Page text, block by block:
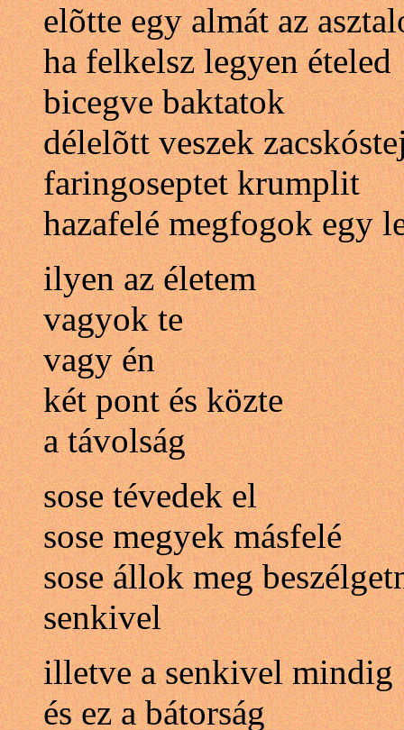
elõtte egy almát az
ha felkelsz legyen ételed
bicegve baktatok
délelõtt veszek
faringoseptet krumplit
hazafelé megfogok egy
ilyen az életem
vagyok te
vagy én
két pont és közte
a távolság
sose tévedek el
sose megyek másfelé
sose állok meg
senkivel
illetve a senkivel mindig
és ez a bátorság